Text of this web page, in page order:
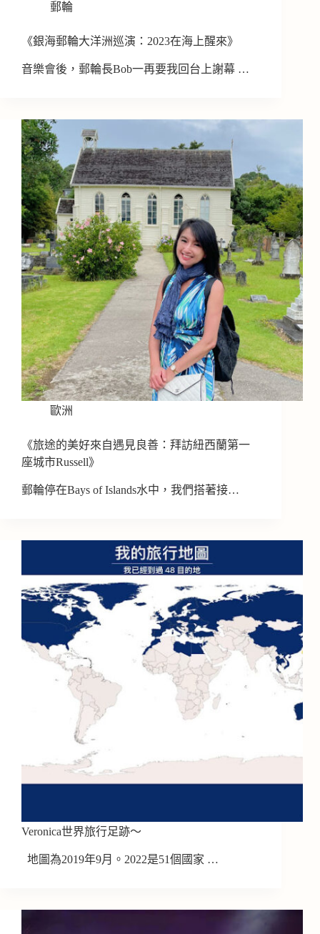
郵輪
《銀海郵輪大洋洲巡演：2023在海上醒來》
音樂會後，郵輪長Bob一再要我回台上謝幕 …
歐洲
《旅途的美好來自遇見良善：拜訪紐西蘭第一
座城市Russell》
郵輪停在Bays of Islands水中，我們搭著接…
Veronica世界旅行足跡～
地圖為2019年9月。2022是51個國家 …